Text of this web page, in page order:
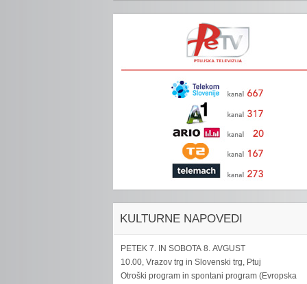
KULTURNE NAPOVEDI
PETEK 7. IN SOBOTA 8. AVGUST
10.00, Vrazov trg in Slovenski trg, Ptuj
Otroški program in spontani program (Evropska